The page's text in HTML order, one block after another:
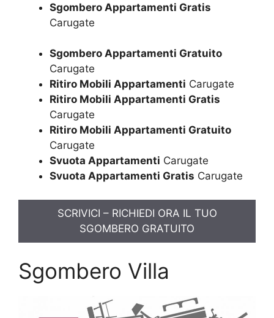
Sgombero Appartamenti Gratis
Carugate
Sgombero Appartamenti Gratuito
Carugate
Ritiro Mobili Appartamenti Carugate
Ritiro Mobili Appartamenti Gratis
Carugate
Ritiro Mobili Appartamenti Gratuito
Carugate
Svuota Appartamenti Carugate
Svuota Appartamenti Gratis Carugate
SCRIVICI – RICHIEDI ORA IL TUO
SGOMBERO GRATUITO
Sgombero Villa